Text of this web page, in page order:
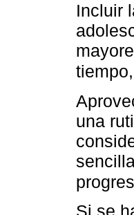
Incluir
una
Si se